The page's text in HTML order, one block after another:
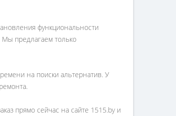
функциональности
Мы предлагаем только
на поиски альтернатив. У
прямо сейчас на сайте 1515.by и